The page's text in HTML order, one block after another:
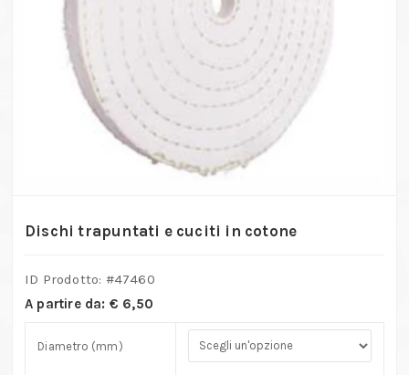
Dischi trapuntati e cuciti in cotone
ID Prodotto: #47460
A partire da: € 6,50
Diametro (mm)